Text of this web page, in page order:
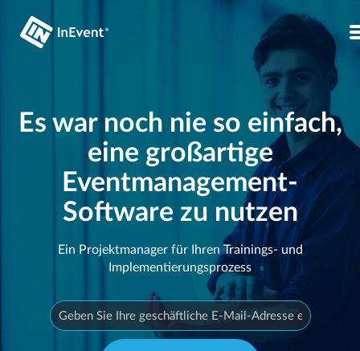
Es war noch nie so einfach,
eine großartige
Eventmanagement-
Software zu nutzen
Ein Projektmanager für Ihren Trainings- und
Implementierungsprozess